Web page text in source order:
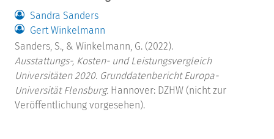
Sandra Sanders
Gert Winkelmann
Sanders, S., & Winkelmann, G. (2022).
Ausstattungs-, Kosten- und Leistungsvergleich
Universitäten 2020. Grunddatenbericht Europa-
Universität Flensburg. Hannover: DZHW (nicht zur
Veröffentlichung vorgesehen).